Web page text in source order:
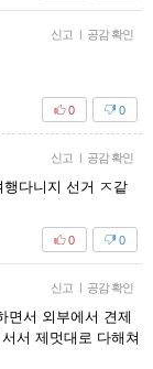
신고 공감 확인
0
0
신고 공감 확인
다니지 선거 ㅈ같
0
0
신고 공감 확인
면서 외부에서 견제
서 제멋대로 다해쳐